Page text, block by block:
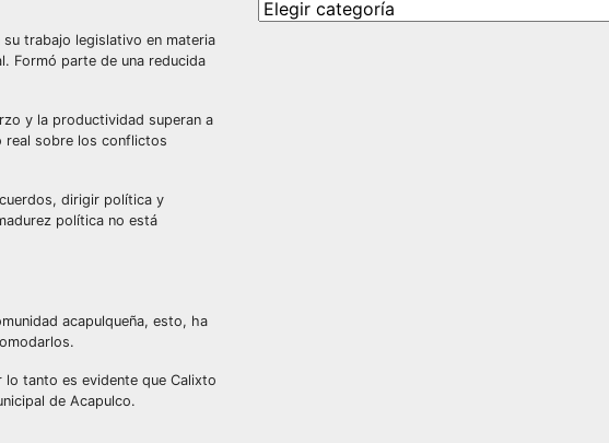
trabajo legislativo en materia
Formó parte de una reducida
y la productividad superan a
real sobre los conflictos
dirigir política y
política no está
acapulqueña, esto, ha
lo tanto es evidente que Calixto
de Acapulco.
Categorías